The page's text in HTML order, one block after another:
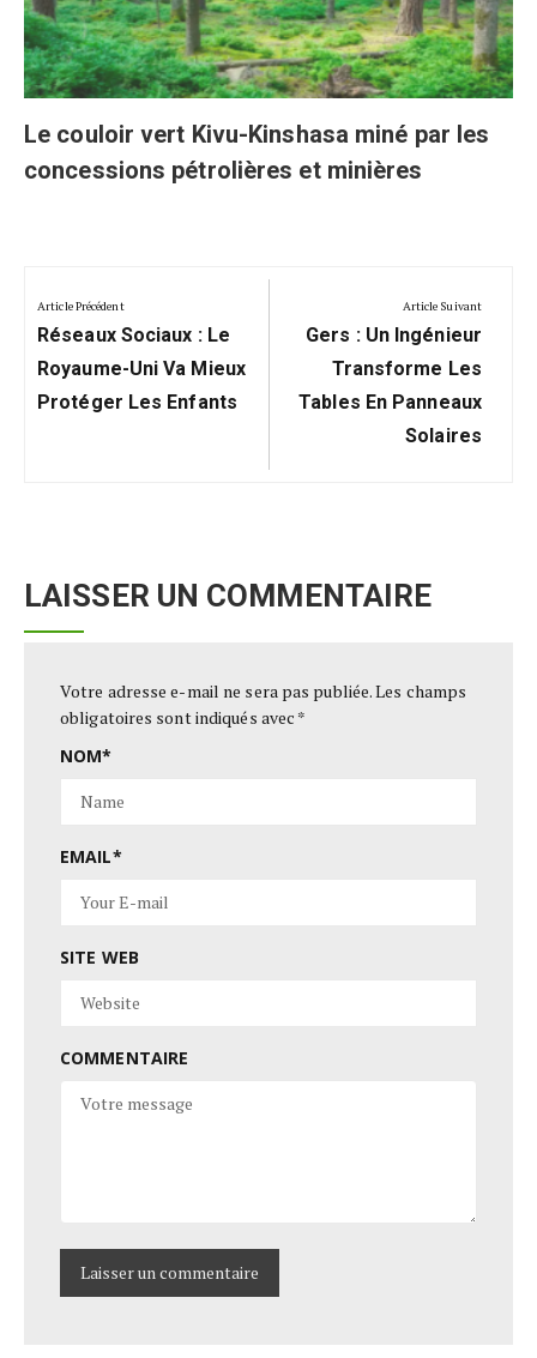
Le couloir vert Kivu-Kinshasa miné par les
concessions pétrolières et minières
de
l’article
Article Précédent
Previous
Post:
Réseaux Sociaux : Le
Royaume-Uni Va Mieux
Protéger Les Enfants
Article Suivant
Next
Post:
Gers : Un Ingénieur
Transforme Les
Tables En Panneaux
Solaires
LAISSER UN COMMENTAIRE
Votre adresse e-mail ne sera pas publiée.Les champs
obligatoires sont indiqués avec *
NOM*
EMAIL*
SITE WEB
COMMENTAIRE